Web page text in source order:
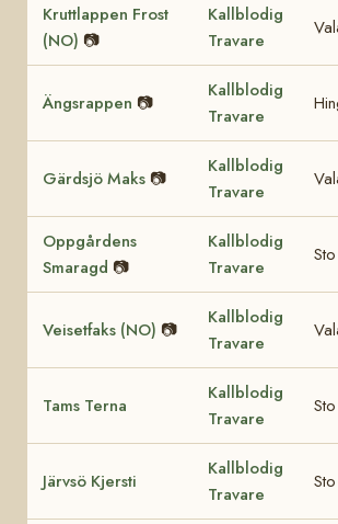
Kruttlappen Frost
(NO) 📷
Kallblodig
Travare
Ängsrappen 📷
Kallblodig
Travare
Gärdsjö Maks 📷
Kallblodig
Travare
Oppgårdens
Smaragd 📷
Kallblodig
Travare
Sto
Veisetfaks (NO) 📷
Kallblodig
Travare
Tams Terna
Kallblodig
Travare
Sto
Järvsö Kjersti
Kallblodig
Travare
Sto